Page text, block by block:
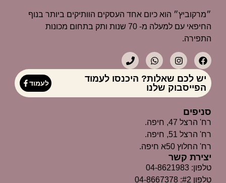
״מרקוביץ״ הוא כיום אחד העסקים הוותיקים ביותר בנוף
החיפאי עם למעלה מ- 70 שנות ותק בתחום מכונות
התפירה.
יש לכם שאלות? היכנסו לעמוד
הפייסבוק שלנו
לעמוד
סניפים
רח' הרצל 47, חיפה.
רח' הרצל 51, חיפה.
רח' החלוץ 50א חיפה.
יצירת קשר
טלפון: 04-8621983
טלפון #2: 04-8667378